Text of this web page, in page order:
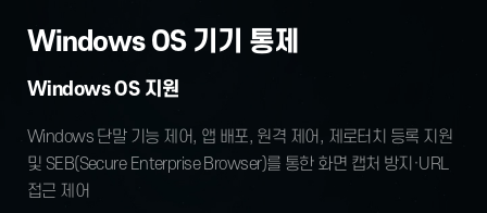
Windows OS 기기 통제
Windows OS 지원
Windows 단말 기능 제어, 앱 배포, 원격 제어, 제로터치 등록 지원
및 SEB(Secure Enterprise Browser)를 통한화면 캡처 방지·URL
접근 제어